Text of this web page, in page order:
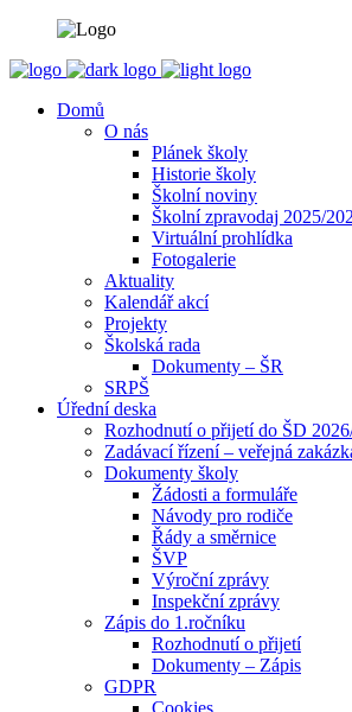
Domů
O nás
Plánek školy
Historie školy
Školní noviny
Školní zpravodaj 2025/
Virtuální prohlídka
Fotogalerie
Aktuality
Kalendář akcí
Projekty
Školská rada
Dokumenty – ŠR
SRPŠ
Úřední deska
Rozhodnutí o přijetí do ŠD
Zadávací řízení – veřejná
Dokumenty školy
Žádosti a formuláře
Návody pro rodiče
Řády a směrnice
ŠVP
Výroční zprávy
Inspekční zprávy
Zápis do 1.ročníku
Rozhodnutí o přijetí
Dokumenty – Zápis
GDPR
Cookies